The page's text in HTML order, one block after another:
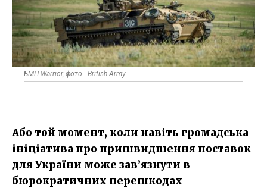
БМП Warrior, фото - British Army
Або той момент, коли навіть громадська
ініціатива про пришвидшення поставок
для України може зав’язнути в
бюрократичних перешкодах